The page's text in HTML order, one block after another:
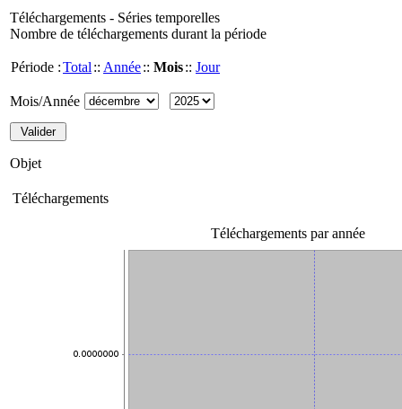
Téléchargements - Séries temporelles
Nombre de téléchargements durant la période
Période :Total :: Année:: Mois:: Jour
Mois/Année
Objet
Téléchargements
Téléchargements par année